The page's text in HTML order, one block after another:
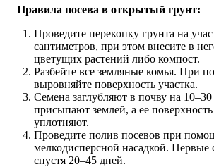
Правила посева в открытый грунт:
Проведите перекопку грунта на
сантиметров, при этом внесите в
цветущих растений либо компост.
Разбейте все земляные комья. При
выровняйте поверхность участка.
Семена заглубляют в почву на
присыпают землей, а ее
уплотняют.
Проведите полив посевов при
мелкодисперсной насадкой. Первые
спустя 20–45 дней.